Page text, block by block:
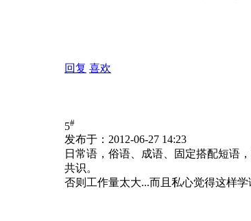
回复 喜欢
5#
发布于：2012-06-27 14:23
日常语，俗语、成语、固定搭配短语
共识。
否则工作量太大...而且私心觉得这样学